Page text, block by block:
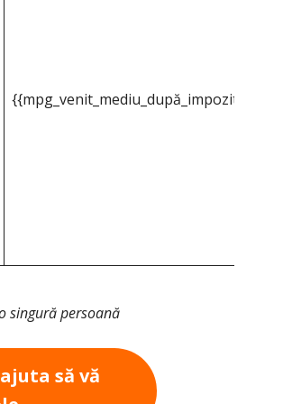
singură persoană
să vă